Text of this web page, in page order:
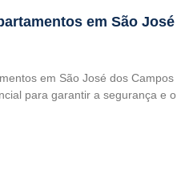
em São José
em São José dos Campos
para garantir a segurança e o